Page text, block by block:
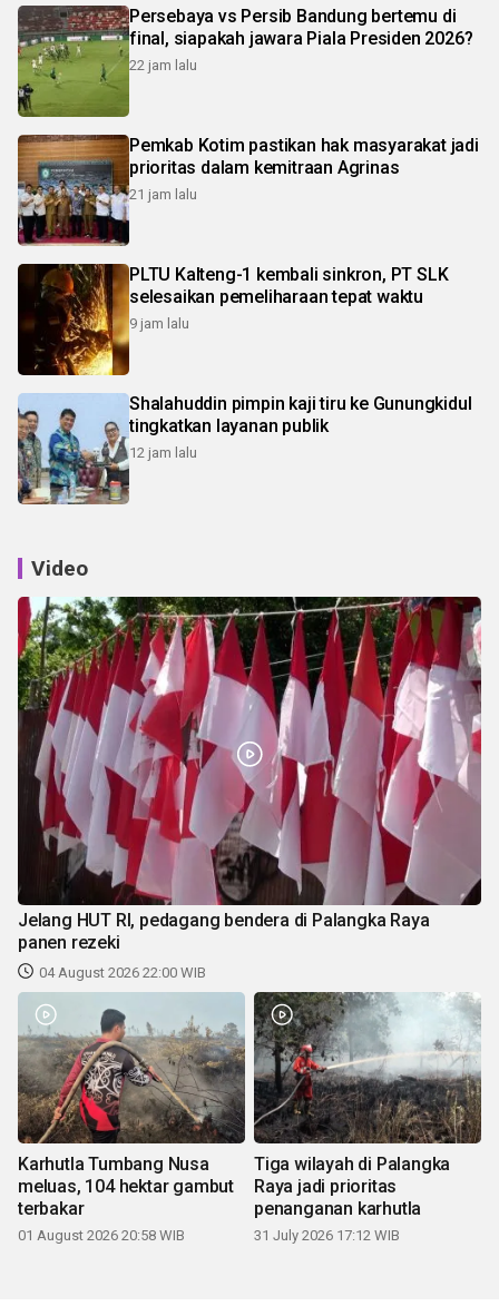
Persebaya vs Persib Bandung bertemu di
final, siapakah jawara Piala Presiden 2026?
22 jam lalu
Pemkab Kotim pastikan hak masyarakat jadi
prioritas dalam kemitraan Agrinas
21 jam lalu
PLTU Kalteng-1 kembali sinkron, PT SLK
selesaikan pemeliharaan tepat waktu
9 jam lalu
Shalahuddin pimpin kaji tiru ke Gunungkidul
tingkatkan layanan publik
12 jam lalu
Video
Jelang HUT RI, pedagang bendera di Palangka Raya
panen rezeki
04 August 2026 22:00 WIB
Karhutla Tumbang Nusa
meluas, 104 hektar gambut
terbakar
01 August 2026 20:58 WIB
Tiga wilayah di Palangka
Raya jadi prioritas
penanganan karhutla
31 July 2026 17:12 WIB